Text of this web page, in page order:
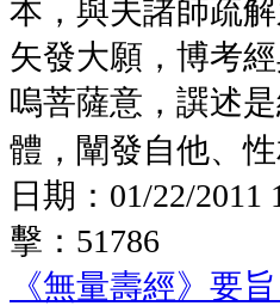
本，與夫諸師疏
矢發大願，博考
嗚菩薩意，譔述
體，闡發自他、
日期： 01/22/2011
擊： 51786
《無量壽經》要